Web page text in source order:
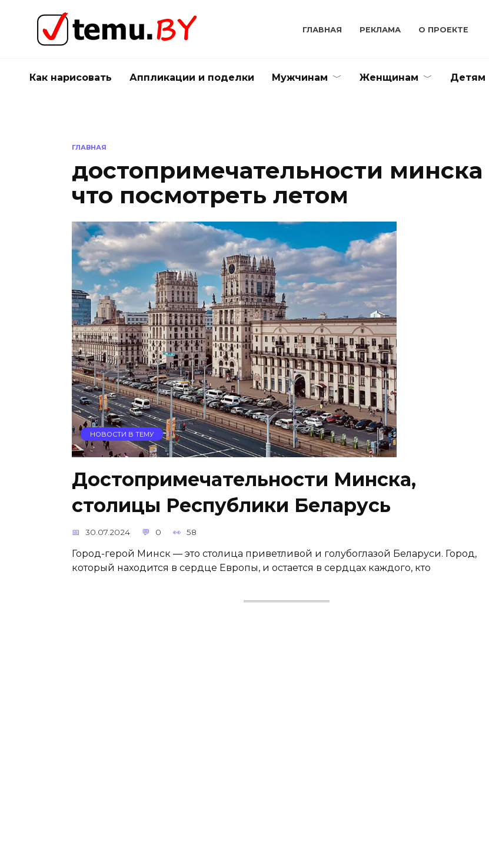
содержанию
ГЛАВНАЯ РЕКЛАМА О ПРОЕКТЕ
Как нарисовать Аппликации и поделки Мужчинам Женщинам Детям
ГЛАВНАЯ
достопримечательности минска
что посмотреть летом
НОВОСТИ В ТЕМУ
Достопримечательности Минска,
столицы Республики Беларусь
30.07.2024 0 58
Город-герой Минск — это столица приветливой и голубоглазой Беларуси. Город,
который находится в сердце Европы, и остается в сердцах каждого, кто